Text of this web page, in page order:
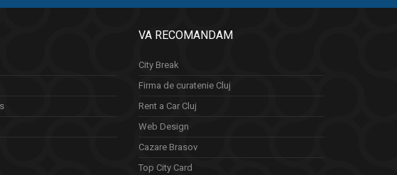
VA RECOMANDAM
City Break
Firma de curatenie Cluj
Rent a Car Cluj
Web Design
Cazare Brasov
Top City Card